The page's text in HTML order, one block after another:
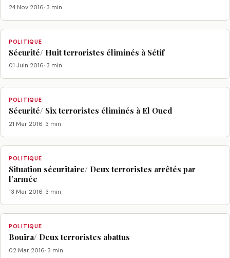
24 Nov 2016· 3 min
POLITIQUE
Sécurité/ Huit terroristes éliminés à Sétif
01 Juin 2016· 3 min
POLITIQUE
Sécurité/ Six terroristes éliminés à El Oued
21 Mar 2016· 3 min
POLITIQUE
Situation sécuritaire/ Deux terroristes arrêtés par
l’armée
13 Mar 2016· 3 min
POLITIQUE
Bouira/ Deux terroristes abattus
02 Mar 2016· 3 min